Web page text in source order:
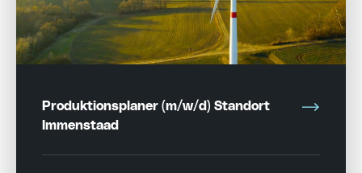
Produktionsplaner (m/w/d) Standort
Immenstaad